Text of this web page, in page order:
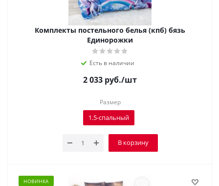
Комплекты постельного белья (кпб) бязь
Единорожки
Есть в наличии
2 033 руб./шт
Размер
1.5-спальный
В корзину
НОВИНКА